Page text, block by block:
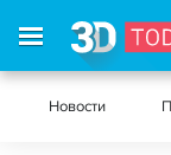
Новости